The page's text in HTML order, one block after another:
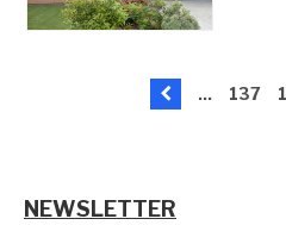
... 137
NEWSLETTER